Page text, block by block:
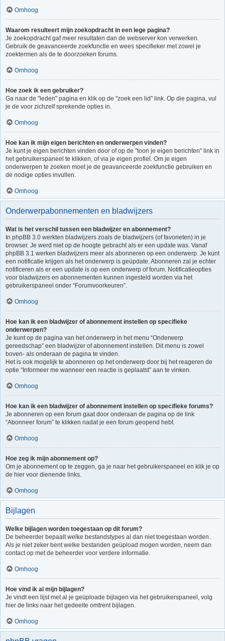
Omhoog
Waarom resulteert mijn zoekopdracht in een lege pagina?
Je zoekopdracht gaf meer resultaten dan de webserver kon verwerken.
Gebruik de geavanceerde zoekfunctie en wees specifieker met zowel je
zoektermen als de te doorzoeken forums.
Omhoog
Hoe zoek ik een gebruiker?
Ga naar de "leden" pagina en klik op de "zoek een lid" link. Op die pagina, vul
je de voor zichzelf sprekende opties in.
Omhoog
Hoe kan ik mijn eigen berichten en onderwerpen vinden?
Je kunt je eigen berichten vinden door of op de "toon je eigen berichten" link in
het gebruikerspaneel te klikken, of via je eigen profiel. Om je eigen
onderwerpen te zoeken moet je de geavanceerde zoekfunctie gebruiken en
de nodige opties invullen.
Omhoog
Onderwerpabonnementen en bladwijzers
Wat is het verschil tussen een bladwijzer en abonnement?
In phpBB 3.0 werkten bladwijzers zoals de bladwijzers (of favorieten) in je
browser. Je werd niet op de hoogte gebracht als er een update was. Vanaf
phpBB 3.1 werken bladwijzers meer als abonneren op een onderwerp. Je kunt
een notificatie krijgen als het onderwerp is geüpdate. Abonneren zal je echter
notificeren als er een update is op een onderwerp of forum. Notificatieopties
voor bladwijzers en abonnementen kunnen ingesteld worden via het
gebruikerspaneel onder “Forumvoorkeuren”.
Omhoog
Hoe kan ik een bladwijzer of abonnement instellen op specifieke
onderwerpen?
Je kunt op de pagina van het onderwerp in het menu “Onderwerp
gereedschap” een bladwijzer of abonnement instellen. Dit menu is zowel
boven- als onderaan de pagina te vinden.
Het is ook mogelijk te abonneren op het onderwerp door bij het reageren de
optie “Informeer me wanneer een reactie is geplaatst” aan te vinken.
Omhoog
Hoe kan ik een bladwijzer of abonnement instellen op specifieke forums?
Je abonneren op een forum gaat door onderaan de pagina op de link
“Abonneer forum” te klikken nadat je een forum geopend hebt.
Omhoog
Hoe zeg ik mijn abonnement op?
Om je abonnement op te zeggen, ga je naar het gebruikerspaneel en klik je op
de hier voor dienende links.
Omhoog
Bijlagen
Welke bijlagen worden toegestaan op dit forum?
De beheerder bepaalt welke bestandstypes al dan niet toegestaan worden.
Als je niet zeker bent welke bestanden geüpload mogen worden, neem dan
contact op met de beheerder voor verdere informatie.
Omhoog
Hoe vind ik al mijn bijlagen?
Je vindt een lijst met al je geüploade bijlagen via het gebruikerspaneel, volg
hier de links naar het gedeelte omtrent bijlagen.
Omhoog